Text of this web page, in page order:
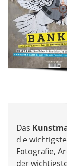
Das
die
Fotografie,
der